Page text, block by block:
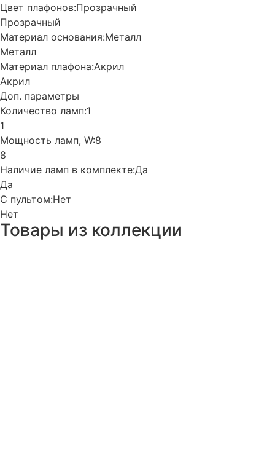
Цвет плафонов:Прозрачный
Прозрачный
Материал основания:Металл
Металл
Материал плафона:Акрил
Акрил
Доп. параметры
Количество ламп:1
1
Мощность ламп, W:8
8
Наличие ламп в комплекте:Да
Да
С пультом:Нет
Нет
Товары из коллекции